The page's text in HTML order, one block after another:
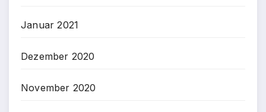
Januar 2021
Dezember 2020
November 2020